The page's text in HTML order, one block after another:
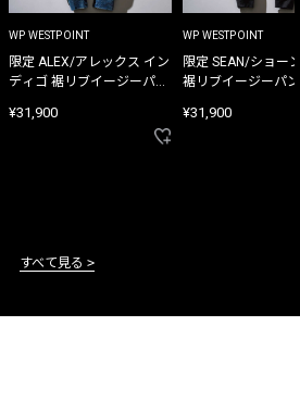
WP WESTPOINT
限定 ALEX/アレックス イン
ディゴ 裾リブイージーパン
¥31,900
WP WESTPOINT
限定 SEAN/ショー
裾リブイージーパ
¥31,900
すべて見る